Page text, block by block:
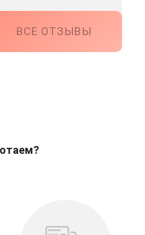
ВСЕ ОТЗЫВЫ